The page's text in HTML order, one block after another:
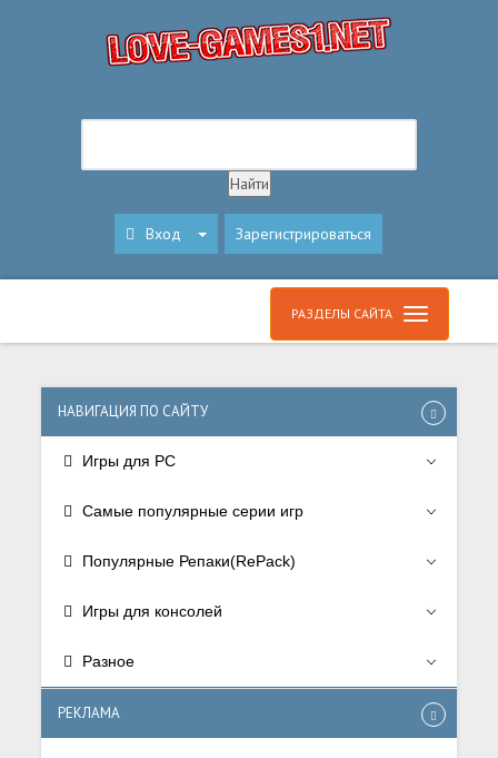
Вход Зарегистрироваться
РАЗДЕЛЫ САЙТА
НАВИГАЦИЯ ПО САЙТУ
Игры для PC
Самые популярные серии игр
Популярные Репаки(RePack)
Игры для консолей
Разное
РЕКЛАМА